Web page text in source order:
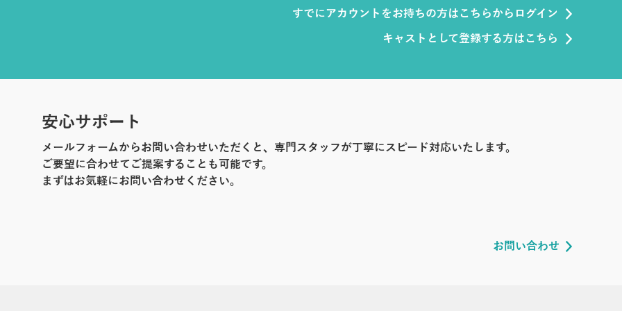
すでにアカウントをお持ちの方はこちらからログイン
キャストとして登録する方はこちら
安心サポート
メールフォームからお問い合わせいただくと、専門スタッフが丁寧にスピード対応いたします。
ご要望に合わせてご提案することも可能です。
まずはお気軽にお問い合わせください。
お問い合わせ